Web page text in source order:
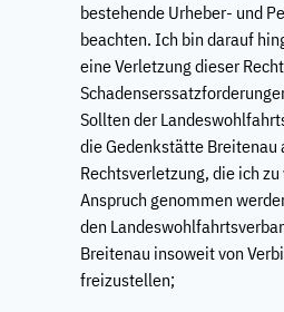
bestehende Urheber- und
beachten. Ich bin darauf
eine Verletzung dieser
Sollten der
die Gedenkstätte Breitenau
Rechtsverletzung, die ich
Anspruch genommen
den
Breitenau insoweit von
freizustellen;